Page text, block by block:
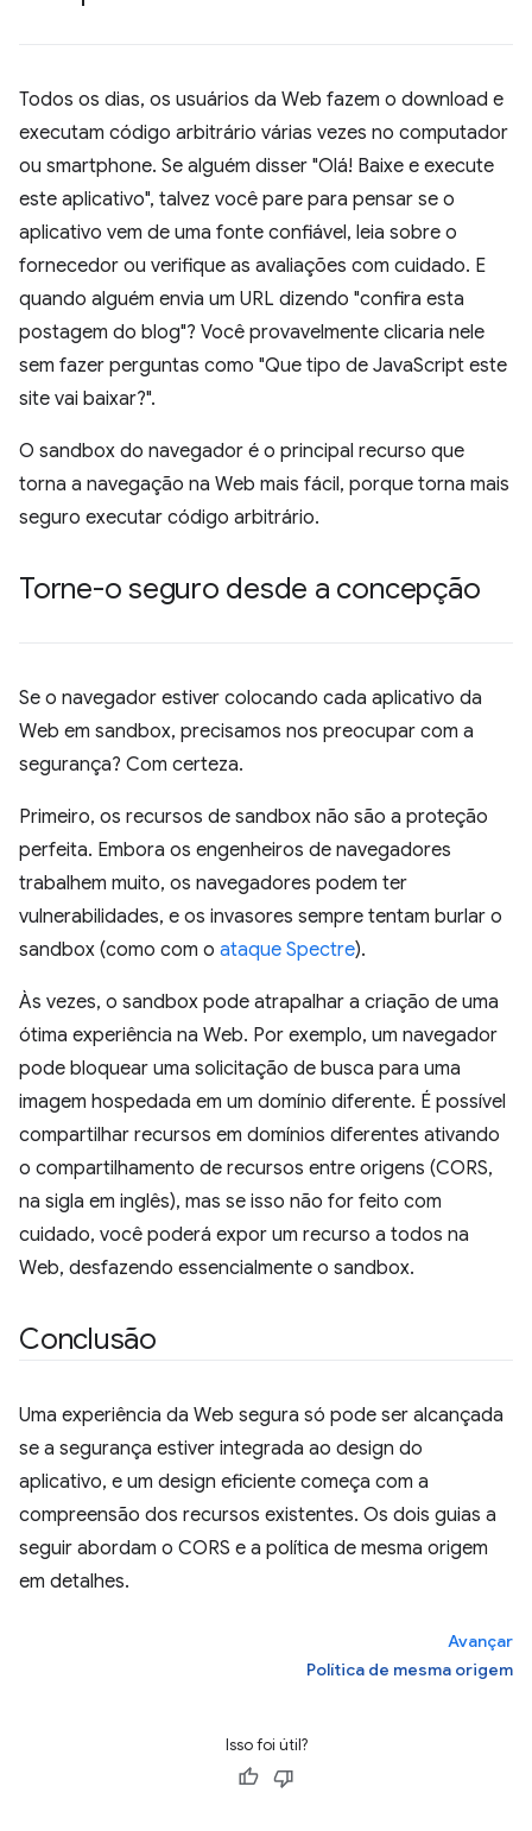
Todos os dias, os usuários da Web fazem o download e
executam código arbitrário várias vezes no computador
ou smartphone. Se alguém disser "Olá! Baixe e execute
este aplicativo", talvez você pare para pensar se o
aplicativo vem de uma fonte confiável, leia sobre o
fornecedor ou verifique as avaliações com cuidado. E
quando alguém envia um URL dizendo "confira esta
postagem do blog"? Você provavelmente clicaria nele
sem fazer perguntas como "Que tipo de JavaScript este
site vai baixar?".
O sandbox do navegador é o principal recurso que
torna a navegação na Web mais fácil, porque torna mais
seguro executar código arbitrário.
Torne-o seguro desde a concepção
Se o navegador estiver colocando cada aplicativo da
Web em sandbox, precisamos nos preocupar com a
segurança? Com certeza.
Primeiro, os recursos de sandbox não são a proteção
perfeita. Embora os engenheiros de navegadores
trabalhem muito, os navegadores podem ter
vulnerabilidades, e os invasores sempre tentam burlar o
sandbox (como com o ataque Spectre).
Às vezes, o sandbox pode atrapalhar a criação de uma
ótima experiência na Web. Por exemplo, um navegador
pode bloquear uma solicitação de busca para uma
imagem hospedada em um domínio diferente. É possível
compartilhar recursos em domínios diferentes ativando
o compartilhamento de recursos entre origens (CORS,
na sigla em inglês), mas se isso não for feito com
cuidado, você poderá expor um recurso a todos na
Web, desfazendo essencialmente o sandbox.
Conclusão
Uma experiência da Web segura só pode ser alcançada
se a segurança estiver integrada ao design do
aplicativo, e um design eficiente começa com a
compreensão dos recursos existentes. Os dois guias a
seguir abordam o CORS e a política de mesma origem
em detalhes.
Avançar
Política de mesma origem
Isso foi útil?